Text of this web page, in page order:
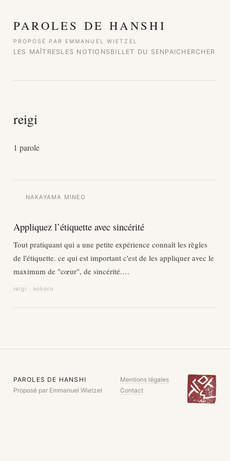
PAROLES DE HANSHI
PROPOSÉ PAR EMMANUEL WIETZEL
LES MAÎTRES LES NOTIONS BILLET DU SENPAICHERCHER
reigi
1 parole
NAKAYAMA MINEO
Appliquez l’étiquette avec sincérité
Tout pratiquant qui a une petite expérience connaît les règles
de l'étiquette. ce qui est important c'est de les appliquer avec le
maximum de "cœur", de sincérité.…
reigi · kokoro
PAROLES DE HANSHI
Proposé par Emmanuel Wietzel
Mentions légales
Contact